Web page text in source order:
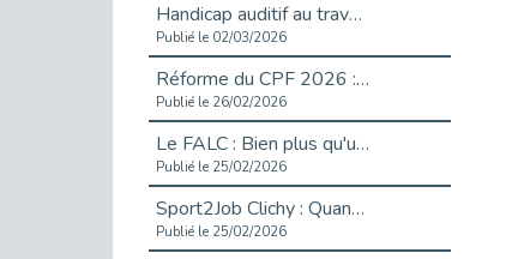
Handicap auditif au travail : rendre l’invisible accessible
Publié le 02/03/2026
Réforme du CPF 2026 : Ce qui change ce printemps pour vos droits à la formation
Publié le 26/02/2026
Le FALC : Bien plus qu'une écriture, un levier d'inclusion
Publié le 25/02/2026
Sport2Job Clichy : Quand le terrain devient le plus beau des bureaux
Publié le 25/02/2026